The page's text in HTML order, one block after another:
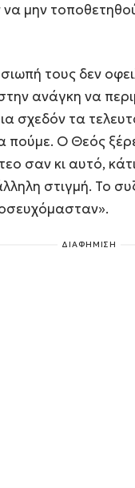
μην
τους δεν
ανάγκη να
σχεδόν τα
πούμε. Ο Θεός
σαν κι αυτό,
στιγμή. Το
ΔΙΑΦΗΜΙΣΗ